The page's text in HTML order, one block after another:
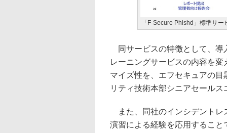
「F-Secure Phishd」標準サー
同サービスの特徴として、導
レーニングサービスの内容を
マイズ性を、エフセキュアの
リティ技術本部シニアセール
また、同社のインシデントレ
演習による経験を応用すること